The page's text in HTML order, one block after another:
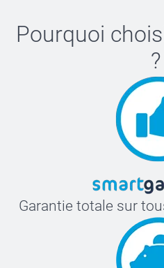
Pourquoi
?
Garantie totale sur